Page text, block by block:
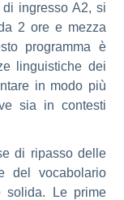
ingresso A2, si
2 ore e mezza
programma è
linguistiche dei
in modo più
sia in contesti
di ripasso delle
del vocabolario
solida. Le prime